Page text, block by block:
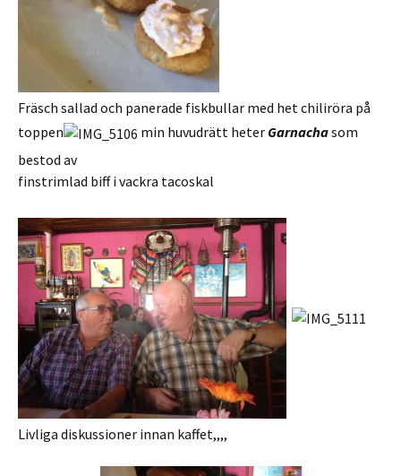
Fräsch sallad och panerade fiskbullar med het chiliröra på
toppen
min huvudrätt heter Garnachasom
bestod av
finstrimlad biff i vackra tacoskal
Livliga diskussioner innan kaffet,,,,